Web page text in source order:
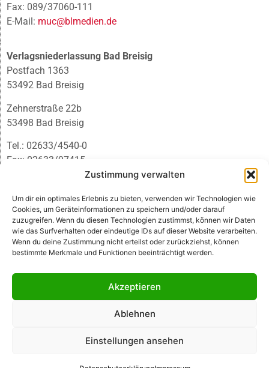
Zustimmung verwalten
Um dir ein optimales Erlebnis zu bieten, verwenden wir Technologien wie
Cookies, um Geräteinformationen zu speichern und/oder darauf
zuzugreifen. Wenn du diesen Technologien zustimmst, können wir Daten
wie das Surfverhalten oder eindeutige IDs auf dieser Website verarbeiten.
Wenn du deine Zustimmung nicht erteilst oder zurückziehst, können
bestimmte Merkmale und Funktionen beeinträchtigt werden.
Akzeptieren
Ablehnen
Einstellungen ansehen
Fax: 089/37060-111
E-Mail: muc@blmedien.de
Verlagsniederlassung Bad Breisig
Postfach 1363
53492 Bad Breisig
Zehnerstraße 22b
53498 Bad Breisig
Tel.: 02633/4540-0
Fax: 02633/97415
infobb@blmedien.de